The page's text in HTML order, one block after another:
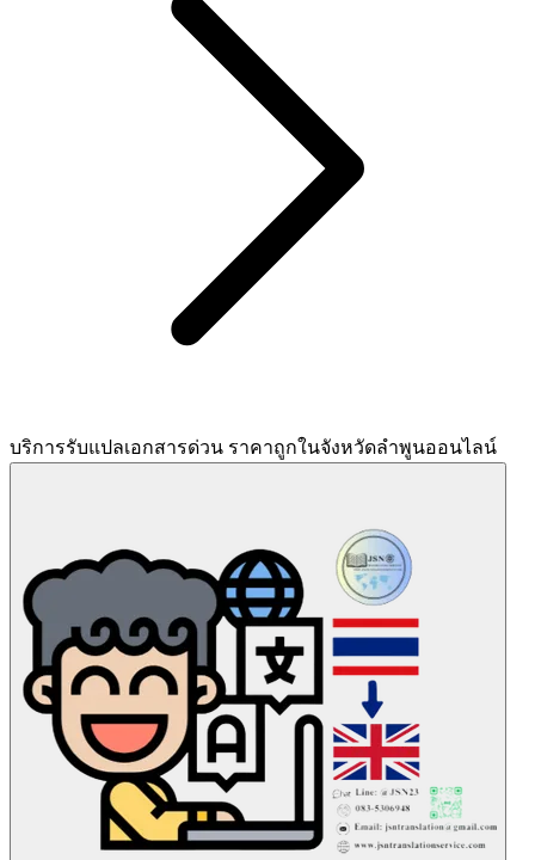
บริการรับแปลเอกสารด่วน ราคาถูกในจังหวัดลำพูนออนไลน์